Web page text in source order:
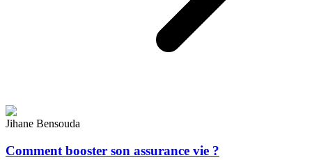
Jihane Bensouda
Comment booster son assurance vie ?